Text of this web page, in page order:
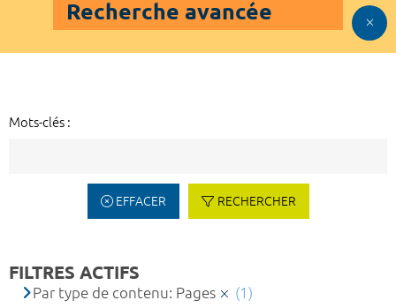
Recherche avancée
Mots-clés :
EFFACER RECHERCHER
FILTRES ACTIFS
Par type de contenu: Pages
(1)